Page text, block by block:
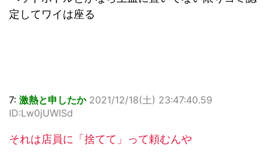
定してワイは座る
7: 激熱と申したか 2021/12/18(土) 23:47:40.59
ID:Lw0jUWISd
それは店員に「捨てて」って頼むんや